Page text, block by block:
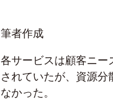
筆者作成
各サービスは顧客ニー
されていたが、資源分
なかった。